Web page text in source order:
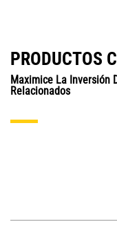
PRODUCTOS
Maximice La Inversión
Relacionados